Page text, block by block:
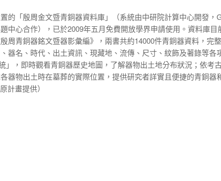
的「殷周金文暨青銅器資料庫」（系統由中研院計算中心開發，
中心合作），已於2009年五月免費開放學界申請使用。資料庫目
周青銅器銘文暨器影彙編》，兩書共約14000件青銅器資料，完
、器名、時代、出土資訊、現藏地、流傳、尺寸、 紋飾及著錄等各
」，即時觀看青銅器歷史地圖，了解器物出土地分布狀況；依考
器物出土時在墓葬的實際位置，提供研究者詳實且便捷的青銅器
計畫提供）